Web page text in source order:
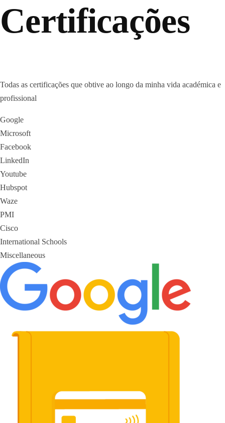
Certificações
Todas as certificações que obtive ao longo da minha vida académica e
profissional
Google
Microsoft
Facebook
LinkedIn
Youtube
Hubspot
Waze
PMI
Cisco
International Schools
Miscellaneous